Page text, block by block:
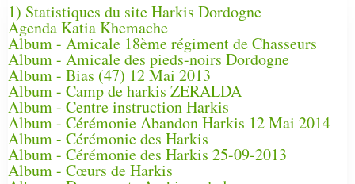
1) Statistiques du site Harkis Dordogne
Agenda Katia Khemache
Album - Amicale 18ème régiment de Chasseurs
Album - Amicale des pieds-noirs Dordogne
Album - Bias (47) 12 Mai 2013
Album - Camp de harkis ZERALDA
Album - Centre instruction Harkis
Album - Cérémonie Abandon Harkis 12 Mai 2014
Album - Cérémonie des Harkis
Album - Cérémonie des Harkis 25-09-2013
Album - Cœurs de Harkis